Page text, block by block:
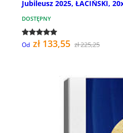
Jubileusz 2025, ŁACIŃSKI,
DOSTĘPNY
Od zł 133,55 zł 225,25